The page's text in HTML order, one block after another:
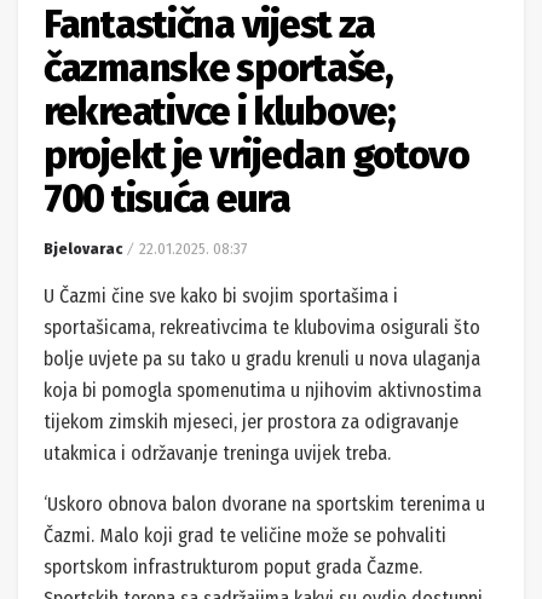
Fantastična vijest za
čazmanske sportaše,
rekreativce i klubove;
projekt je vrijedan gotovo
700 tisuća eura
Bjelovarac 22.01.2025. 08:37
U Čazmi čine sve kako bi svojim sportašima i
sportašicama, rekreativcima te klubovima osigurali što
bolje uvjete pa su tako u gradu krenuli u nova ulaganja
koja bi pomogla spomenutima u njihovim aktivnostima
tijekom zimskih mjeseci, jer prostora za odigravanje
utakmica i održavanje treninga uvijek treba.
‘Uskoro obnova balon dvorane na sportskim terenima u
Čazmi. Malo koji grad te veličine može se pohvaliti
sportskom infrastrukturom poput grada Čazme.